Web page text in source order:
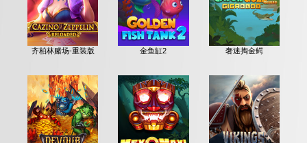
齐柏林赌场-重装版 金鱼缸2 奢迷掏金鳄